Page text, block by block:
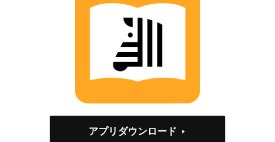
アプリダウンロード